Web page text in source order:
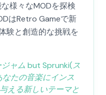
様々なMODを探検
はRetro Gameで新
験と創造的な挑戦を
ャム but Sprunki(ス
たの音楽にインス
える新しいテーマと